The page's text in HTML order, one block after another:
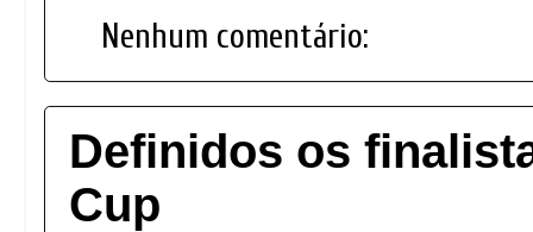
Nenhum comentário:
Definidos os
Cup